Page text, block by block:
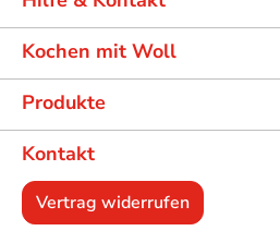
Kochen mit Woll
Produkte
Kontakt
Vertrag widerrufen